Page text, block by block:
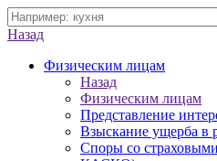
Назад
Физическим лицам
Назад
Физическим лицам
Представление
Взыскание ущерба в
Споры со